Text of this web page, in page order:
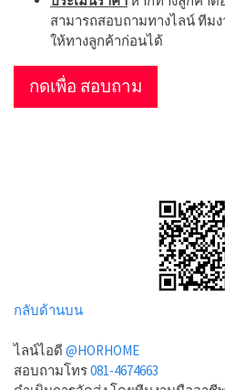
สามารถสอบถามทางไลน์ ทีม
ให้ทางลูกค้าก่อนได้
กดเพื่อ สอบถาม
กลับด้านบน
ไลน์ไอดี @HORHOME
สอบถามโทร081-4674663